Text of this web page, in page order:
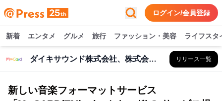
ログイン/会員登録
新着 エンタメ グルメ 旅行 ファッション・美容 ライフスタ
ダイキサウンド株式会社、株式会社イーライセンスシステムズ リリース一覧
新しい音楽フォーマットサービス